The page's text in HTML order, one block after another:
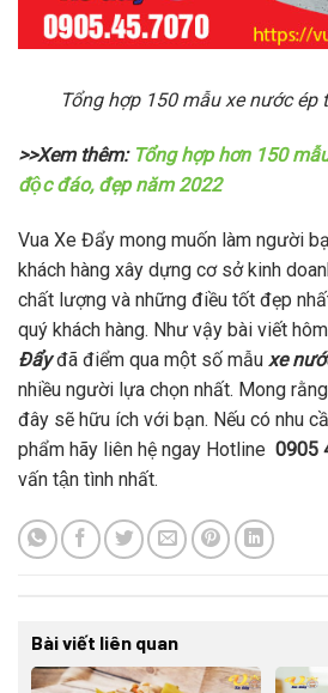
Tổng hợp 150 mẫu xe nước ép
>>Xem thêm: Tổng hợp hơn 150
độc đáo, đẹp năm 2022
Vua Xe Đẩy mong muốn làm người
khách hàng xây dựng cơ sở kinh
chất lượng và những điều tốt đẹp
quý khách hàng. Như vậy bài viết
Đẩyđã điểm qua một số mẫu xe
nhiều người lựa chọn nhất. Mong
đây sẽ hữu ích với bạn. Nếu có nhu
phẩm hãy liên hệ ngay Hotline 0905
vấn tận tình nhất.
Bài viết liên quan